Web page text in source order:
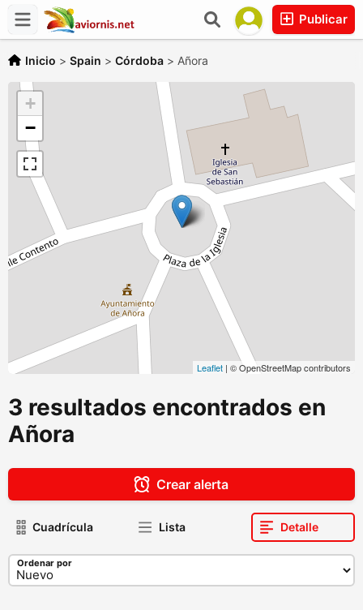
Publicar
Inicio > Spain > Córdoba > Añora
+
−
Leaflet | © OpenStreetMap contributors
3 resultados encontrados en
Añora
Crear alerta
Cuadrícula Lista Detalle
Ordenar por